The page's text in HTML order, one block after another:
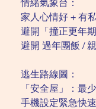
情緒氣象台：
家人心情好 + 有
避開「撞正更年
避開 過年團飯 /
逃生路線圖：
「安全屋」：最
手機設定緊急快